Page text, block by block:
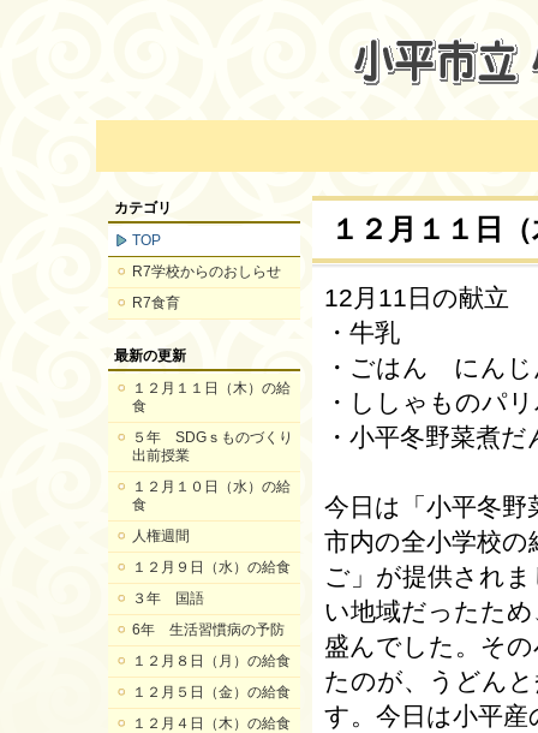
カテゴリ
TOP
R7学校からのおしらせ
R7食育
最新の更新
１２月１１日（木）の給
食
５年 SDGｓものづくり
出前授業
１２月１０日（水）の給
食
人権週間
１２月９日（水）の給食
３年 国語
6年 生活習慣病の予防
１２月８日（月）の給食
１２月５日（金）の給食
１２月４日（木）の給食
１２月１１日
12月11日の献立
・牛乳
・ごはん にん
・ししゃものパ
・小平冬野菜煮だ
今日は「小平冬
市内の全小学校の
ご」が提供され
い地域だったた
盛んでした。そ
たのが、うどん
す。今日は小平